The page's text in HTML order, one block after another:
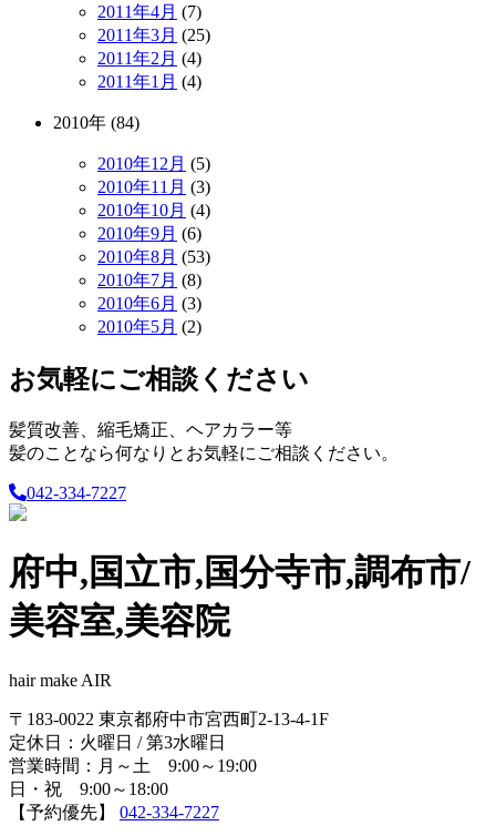
2011年4月 (7)
2011年3月 (25)
2011年2月 (4)
2011年1月 (4)
2010年 (84)
2010年12月 (5)
2010年11月 (3)
2010年10月 (4)
2010年9月 (6)
2010年8月 (53)
2010年7月 (8)
2010年6月 (3)
2010年5月 (2)
お気軽にご相談ください
髪質改善、縮毛矯正、ヘアカラー等
髪のことなら何なりとお気軽にご相談ください。
042-334-7227
府中,国立市,国分寺市,調布市/
美容室,美容院
hair make AIR
〒183-0022 東京都府中市宮西町2-13-4-1F
定休日：火曜日 / 第3水曜日
営業時間：月～土 9:00～19:00
日・祝 9:00～18:00
【予約優先】 042-334-7227